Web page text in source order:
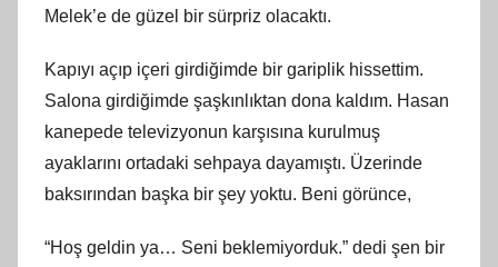
Melek’e de güzel bir sürpriz olacaktı.
Kapıyı açıp içeri girdiğimde bir gariplik hissettim.
Salona girdiğimde şaşkınlıktan dona kaldım. Hasan
kanepede televizyonun karşısına kurulmuş
ayaklarını ortadaki sehpaya dayamıştı. Üzerinde
baksırından başka bir şey yoktu. Beni görünce,
“Hoş geldin ya… Seni beklemiyorduk.” dedi şen bir